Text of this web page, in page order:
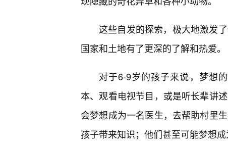
这些自发的探索，极大地激发
国家和土地有了更深的了解和热爱。
对于6-9岁的孩子来说，梦想
本、观看电视节目，或是听长辈讲
会梦想成为一名医生，去帮助村里
孩子带来知识；他们甚至可能梦想